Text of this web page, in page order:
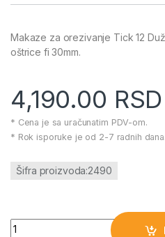
Makaze za orezivanje Tick 12
oštrice fi 30mm.
4,190.00 RSD
* Cena je sa uračunatim PDV-om.
* Rok isporuke je od 2-7 radnih dana.
Šifra proizvoda:2490
Makaze za orezivanje Tick 12